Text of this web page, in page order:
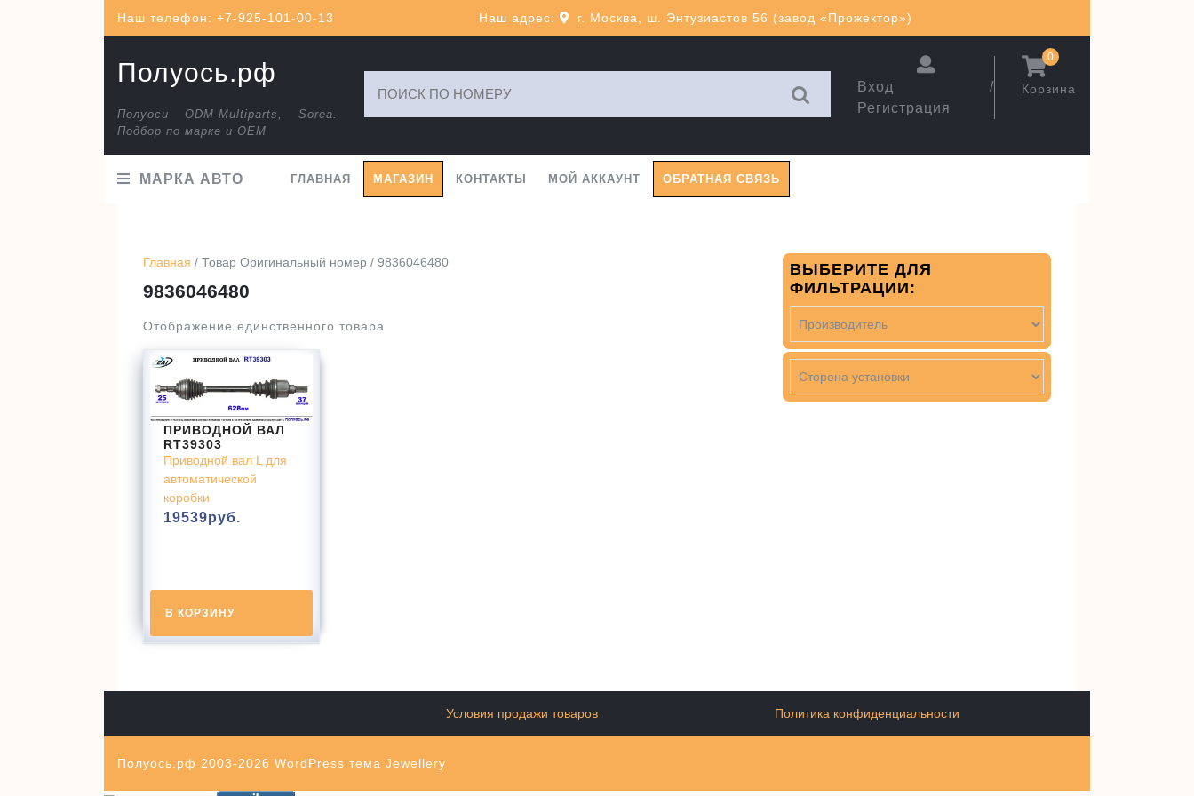
Наш телефон: +7-925-101-00-13 Наш адрес: г. Москва, ш. Энтузиастов 56 (завод «Прожектор»)
Полуось.рф
Полуоси ODM-Multiparts, Sorea.
Подбор по марке и ОЕМ
Вход /
Регистрация
Корзина
0
МАРКА АВТО ГЛАВНАЯ МАГАЗИН КОНТАКТЫ МОЙ АККАУНТ ОБРАТНАЯ СВЯЗЬ
Главная / Товар Оригинальный номер / 9836046480
9836046480
Отображение единственного товара
ПРИВОДНОЙ ВАЛ
RT39303
Приводной вал L для
автоматической
коробки
19539руб.
В КОРЗИНУ
ВЫБЕРИТЕ ДЛЯ
ФИЛЬТРАЦИИ:
Условия продажи товаров Политика конфиденциальности
Полуось.рф 2003-2026 WordPress тема Jewellery